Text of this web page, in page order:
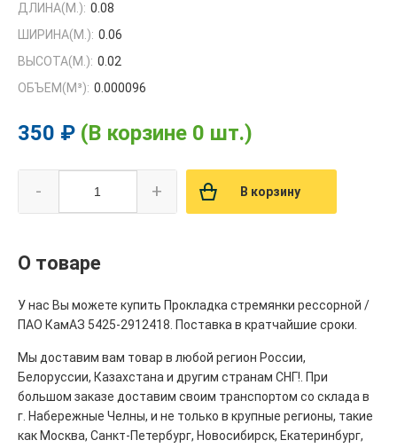
ДЛИНА(М.): 0.08
ШИРИНА(М.): 0.06
ВЫСОТА(М.): 0.02
ОБЪЕМ(M³): 0.000096
350 ₽ (В корзине 0 шт.)
- + В корзину
О товаре
У нас Вы можете купить Прокладка стремянки рессорной /
ПАО КамАЗ 5425-2912418. Поставка в кратчайшие сроки.
Мы доставим вам товар в любой регион России,
Белоруссии, Казахстана и другим странам СНГ!. При
большом заказе доставим своим транспортом со склада в
г. Набережные Челны, и не только в крупные регионы, такие
как Москва, Санкт-Петербург, Новосибирск, Екатеринбург,